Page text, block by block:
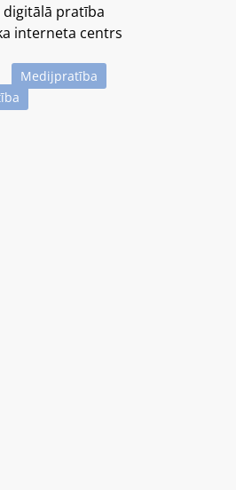
pratība
interneta centrs
Medijpratība